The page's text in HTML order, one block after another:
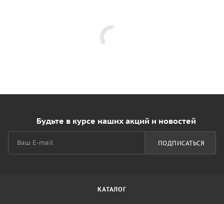
Будьте в курсе наших акций и новостей
ПОДПИСАТЬСЯ
КАТАЛОГ